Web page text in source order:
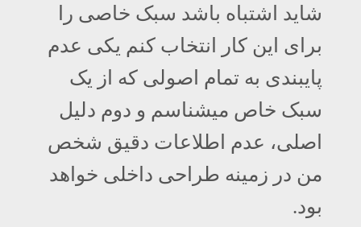
شاید اشتباه باشد سبک خاصی را
برای این کار انتخاب کنم یکی عدم
پایبندی به تمام اصولی که از یک
سبک خاص میشناسم و دوم دلیل
اصلی، عدم اطلاعات دقیق شخص
من در زمینه طراحی داخلی خواهد
بود.